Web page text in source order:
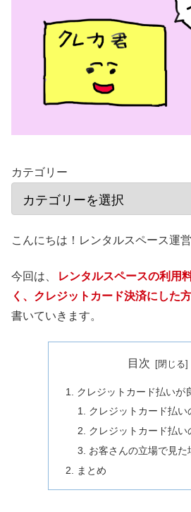
カテゴリー
こんにちは！レンタルスペース運
今回は、
レンタルスペースの利用
く、クレジットカード決済にした
書いていきます。
目次
クレジットカード払いが
クレジットカード払い
クレジットカード払い
お客さんの立場で見た
まとめ